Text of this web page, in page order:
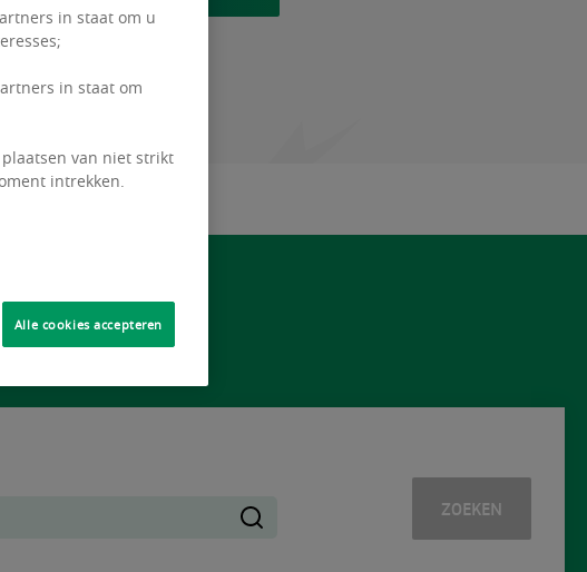
in staat om u
in staat om
van niet strikt
intrekken.
Alle cookies accepteren